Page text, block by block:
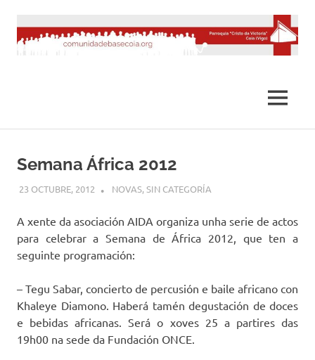
contenido
MENÚ
Semana África 2012
23 OCTUBRE, 2012 DESARROLLO
NOVAS,SIN CATEGORÍA
A xente da asociación AIDA organiza unha serie de actos
para celebrar a Semana de África 2012, que ten a
seguinte programación:
– Tegu Sabar, concierto de percusión e baile africano con
Khaleye Diamono. Haberá tamén degustación de doces
e bebidas africanas. Será o xoves 25 a partires das
19h00 na sede da Fundación ONCE.